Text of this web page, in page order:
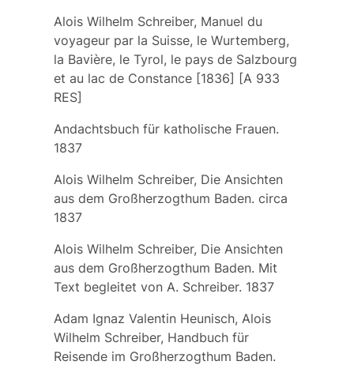
Alois Wilhelm Schreiber, Manuel du
voyageur par la Suisse, le Wurtemberg,
la Bavière, le Tyrol, le pays de Salzbourg
et au lac de Constance [1836] [A 933
RES]
Andachtsbuch für katholische Frauen.
1837
Alois Wilhelm Schreiber, Die Ansichten
aus dem Großherzogthum Baden. circa
1837
Alois Wilhelm Schreiber, Die Ansichten
aus dem Großherzogthum Baden. Mit
Text begleitet von A. Schreiber. 1837
Adam Ignaz Valentin Heunisch, Alois
Wilhelm Schreiber, Handbuch für
Reisende im Großherzogthum Baden.